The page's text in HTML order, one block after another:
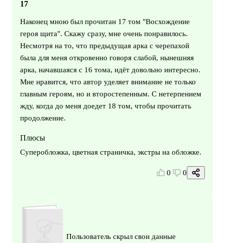
17
Наконец мною был прочитан 17 том "Восхождение
героя щита". Скажу сразу, мне очень понравилось.
Несмотря на то, что предыдущая арка с черепахой
была для меня откровенно говоря слабой, нынешняя
арка, начавшаяся с 16 тома, идёт довольно интересно.
Мне нравится, что автор уделяет внимание не только
главным героям, но и второстепенным. С нетерпением
жду, когда до меня доедет 18 том, чтобы прочитать
продолжение.
Плюсы
Суперобложка, цветная страничка, экстры на обложке.
0 0
Пользователь скрыл свои данные